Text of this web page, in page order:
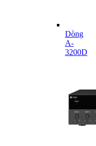
Dòng
A-
3200D